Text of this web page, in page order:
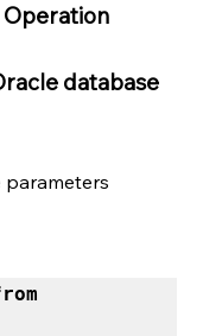
Operation
database